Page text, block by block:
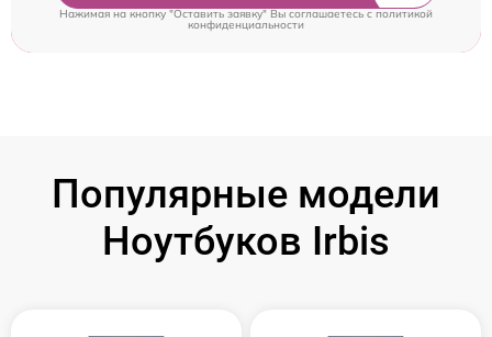
Нажимая на кнопку "Оставить заявку" Вы соглашаетесь c политикой
конфиденциальности
Популярные модели
Ноутбуков Irbis